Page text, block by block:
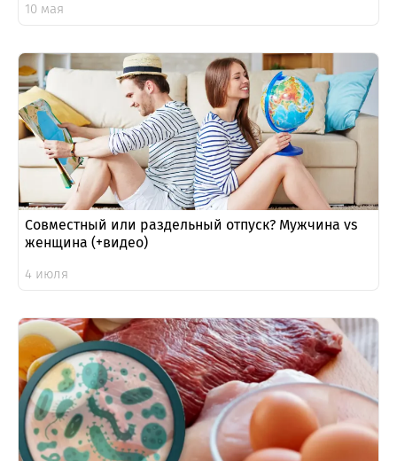
10 мая
Совместный или раздельный отпуск? Мужчина vs
женщина (+видео)
4 июля